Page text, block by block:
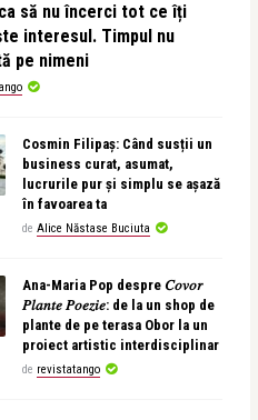
să nu încerci tot ce îți
interesul. Timpul nu
pe nimeni
Cosmin Filipaș: Când susții un
business curat, asumat,
lucrurile pur și simplu se așază
în favoarea ta
de Alice Năstase Buciuta
Ana-Maria Pop despre 𝐶𝑜𝑣𝑜𝑟
𝑃𝑙𝑎𝑛𝑡𝑒 𝑃𝑜𝑒𝑧𝑖𝑒: de la un shop de
plante de pe terasa Obor la un
proiect artistic interdisciplinar
de revistatango